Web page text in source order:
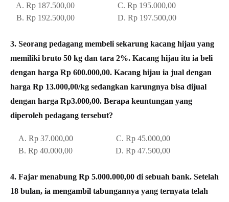
A. Rp 187.500,00 C. Rp 195.000,00
B. Rp 192.500,00 D. Rp 197.500,00
3. Seorang pedagang membeli sekarung kacang hijau yang
memiliki bruto 50 kg dan tara 2%. Kacang hijau itu ia beli
dengan harga Rp 600.000,00. Kacang hijau ia jual dengan
harga Rp 13.000,00/kg sedangkan karungnya bisa dijual
dengan harga Rp3.000,00. Berapa keuntungan yang
diperoleh pedagang tersebut?
A. Rp 37.000,00 C. Rp 45.000,00
B. Rp 40.000,00 D. Rp 47.500,00
4. Fajar menabung Rp 5.000.000,00 di sebuah bank. Setelah
18 bulan, ia mengambil tabungannya yang ternyata telah